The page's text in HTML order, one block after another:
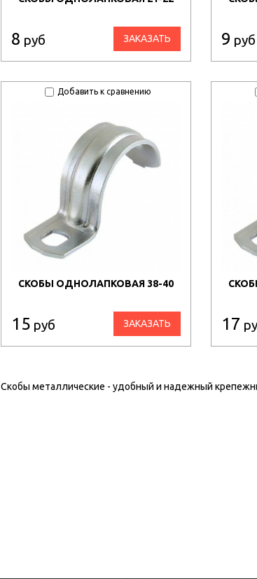
8 руб ЗАКАЗАТЬ 9 руб
Добавить к сравнению
СКОБЫ ОДНОЛАПКОВАЯ 38-40
15 руб ЗАКАЗАТЬ 17
Скобы металлические - удобный и надежный